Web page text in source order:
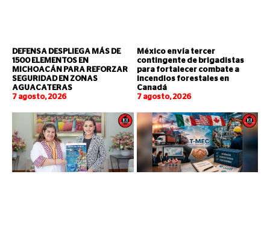
DEFENSA DESPLIEGA MÁS DE
1500 ELEMENTOS EN
MICHOACÁN PARA REFORZAR
SEGURIDAD EN ZONAS
AGUACATERAS
7 agosto, 2026
México envía tercer
contingente de brigadistas
para fortalecer combate a
incendios forestales en
Canadá
7 agosto, 2026